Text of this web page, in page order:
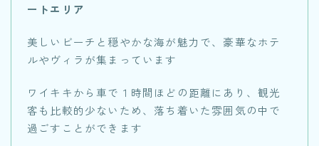
ートエリア
美しいビーチと穏やかな海が魅力で、豪華なホテ
ルやヴィラが集まっています
ワイキキから車で１時間ほどの距離にあり、観光
客も比較的少ないため、落ち着いた雰囲気の中で
過ごすことができます